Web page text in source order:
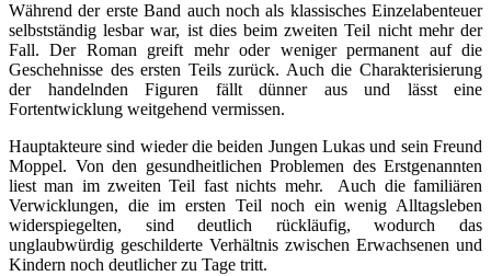
Während der erste Band auch noch als klassisches Einzelabenteuer
selbstständig lesbar war, ist dies beim zweiten Teil nicht mehr der
Fall. Der Roman greift mehr oder weniger permanent auf die
Geschehnisse des ersten Teils zurück. Auch die Charakterisierung
der handelnden Figuren fällt dünner aus und lässt eine
Fortentwicklung weitgehend vermissen.
Hauptakteure sind wieder die beiden Jungen Lukas und sein Freund
Moppel. Von den gesundheitlichen Problemen des Erstgenannten
liest man im zweiten Teil fast nichts mehr. Auch die familiären
Verwicklungen, die im ersten Teil noch ein wenig Alltagsleben
widerspiegelten, sind deutlich rückläufig, wodurch das
unglaubwürdig geschilderte Verhältnis zwischen Erwachsenen und
Kindern noch deutlicher zu Tage tritt.